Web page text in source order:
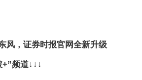
风，证券时报官网全新升级
频道↓↓↓